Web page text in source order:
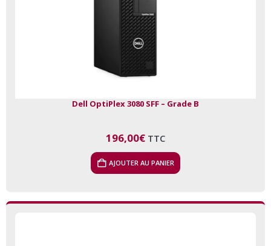
Dell OptiPlex 3080 SFF – Grade B
196,00€ TTC
AJOUTER AU PANIER